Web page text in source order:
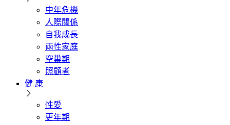
中年危機
人際關係
自我成長
兩性家庭
空巢期
照顧者
健 康
性愛
更年期